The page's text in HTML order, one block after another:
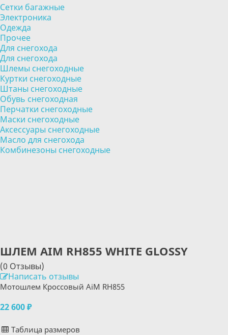
Сетки багажные
Электроника
Одежда
Прочее
Для снегохода
Для снегохода
Шлемы снегоходные
Куртки снегоходные
Штаны снегоходные
Обувь снегоходная
Перчатки снегоходные
Маски снегоходные
Аксессуары снегоходные
Масло для снегохода
Комбинезоны снегоходные
ШЛЕМ AIM RH855 WHITE GLOSSY
(0 Отзывы)
Написать отзывы
Мотошлем Кроссовый AiM RH855
22 600 ₽
Таблица размеров